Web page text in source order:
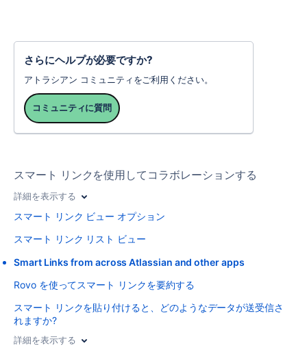
さらにヘルプが必要ですか?
アトラシアン コミュニティをご利用ください。
コミュニティに質問
スマート リンクを使用してコラボレーションする
詳細を表示する
スマート リンク ビュー オプション
スマート リンク リスト ビュー
Smart Links from across Atlassian and other apps
Rovo を使ってスマート リンクを要約する
スマート リンクを貼り付けると、どのようなデータが送受信さ
れますか?
詳細を表示する